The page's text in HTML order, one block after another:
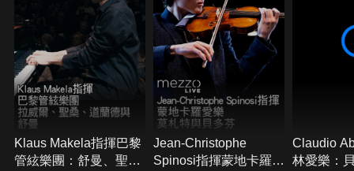
Klaus Makela指揮巴黎
管絃樂團：舒曼、聖桑
Jean-Christophe
Spinosi指揮蒙地卡羅愛
Claudio
林愛樂：